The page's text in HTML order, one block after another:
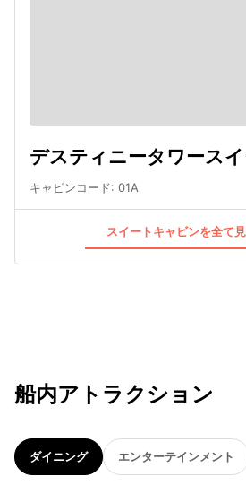
デスティニータワースイ
キャビンコード: 01A
スイートキャビンを全て
船内アトラクション
ダイニング エンターテインメント